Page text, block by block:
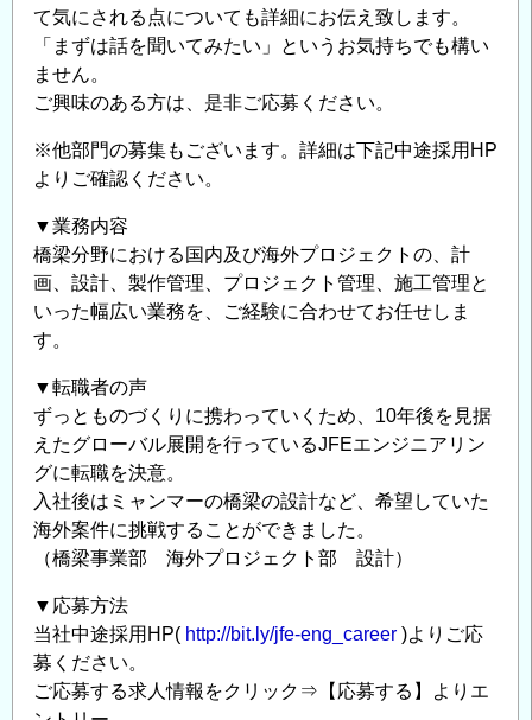
て気にされる点についても詳細にお伝え致します。
「まずは話を聞いてみたい」というお気持ちでも構い
ません。
ご興味のある方は、是非ご応募ください。
※他部門の募集もございます。詳細は下記中途採用HP
よりご確認ください。
▼業務内容
橋梁分野における国内及び海外プロジェクトの、計
画、設計、製作管理、プロジェクト管理、施工管理と
いった幅広い業務を、ご経験に合わせてお任せしま
す。
▼転職者の声
ずっとものづくりに携わっていくため、10年後を見据
えたグローバル展開を行っているJFEエンジニアリン
グに転職を決意。
入社後はミャンマーの橋梁の設計など、希望していた
海外案件に挑戦することができました。
（橋梁事業部 海外プロジェクト部 設計）
▼応募方法
当社中途採用HP( http://bit.ly/jfe-eng_career )よりご応
募ください。
ご応募する求人情報をクリック⇒【応募する】よりエ